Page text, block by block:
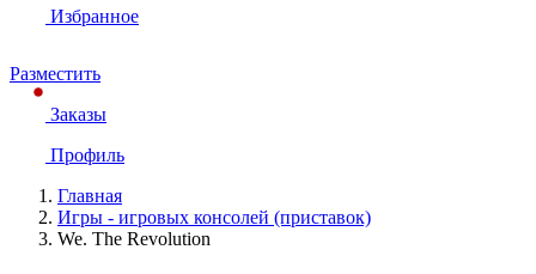
Избранное
Разместить
Заказы
Профиль
Главная
Игры - игровых консолей (приставок)
We. The Revolution